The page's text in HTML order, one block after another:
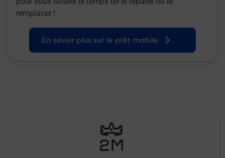
remplacer !
En savoir plus sur le prêt mobile